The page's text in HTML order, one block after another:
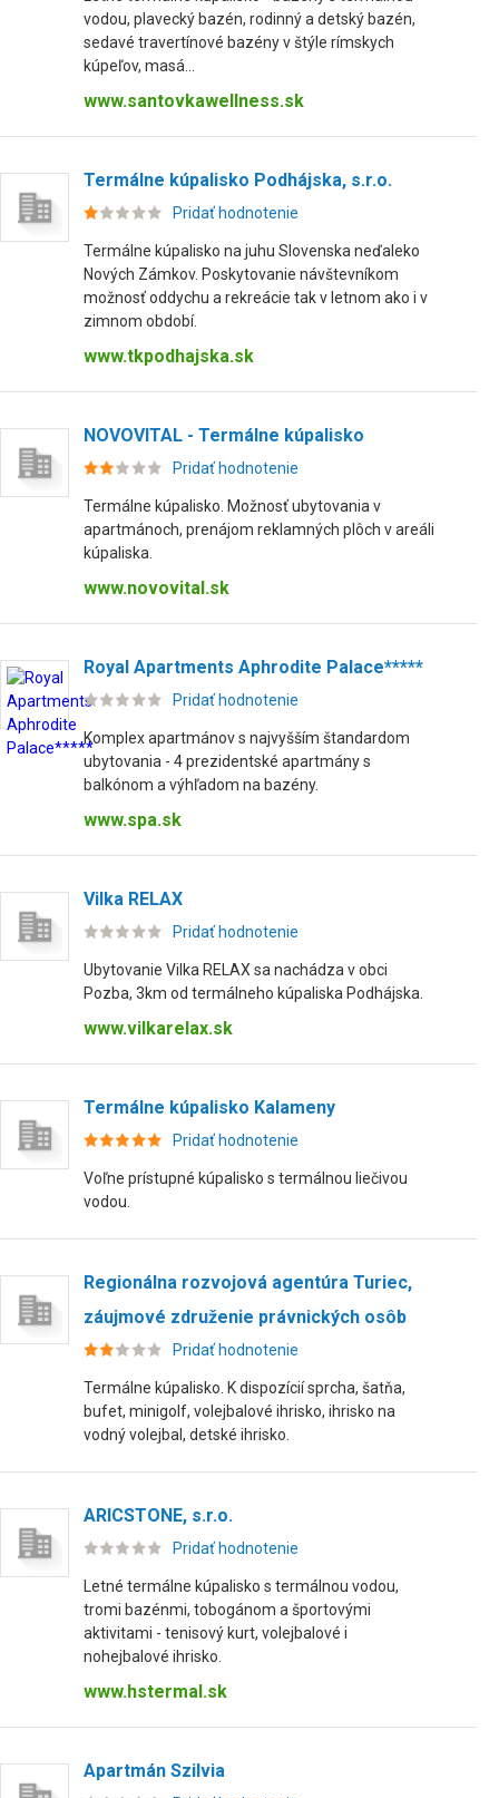
vodou, plavecký bazén, rodinný a detský bazén,
sedavé travertínové bazény v štýle rímskych
kúpeľov, masá...
www.santovkawellness.sk
Termálne kúpalisko Podhájska, s.r.o.
Pridať hodnotenie
Termálne kúpalisko na juhu Slovenska neďaleko
Nových Zámkov. Poskytovanie návštevníkom
možnosť oddychu a rekreácie tak v letnom ako i v
zimnom období.
www.tkpodhajska.sk
NOVOVITAL - Termálne kúpalisko
Pridať hodnotenie
Termálne kúpalisko. Možnosť ubytovania v
apartmánoch, prenájom reklamných plôch v areáli
kúpaliska.
www.novovital.sk
Royal Apartments Aphrodite Palace*****
Pridať hodnotenie
Komplex apartmánov s najvyšším štandardom
ubytovania - 4 prezidentské apartmány s
balkónom a výhľadom na bazény.
www.spa.sk
Vilka RELAX
Pridať hodnotenie
Ubytovanie Vilka RELAX sa nachádza v obci
Pozba, 3km od termálneho kúpaliska Podhájska.
www.vilkarelax.sk
Termálne kúpalisko Kalameny
Pridať hodnotenie
Voľne prístupné kúpalisko s termálnou liečivou
vodou.
Regionálna rozvojová agentúra Turiec,
záujmové združenie právnických osôb
Pridať hodnotenie
Termálne kúpalisko. K dispozícií sprcha, šatňa,
bufet, minigolf, volejbalové ihrisko, ihrisko na
vodný volejbal, detské ihrisko.
ARICSTONE, s.r.o.
Pridať hodnotenie
Letné termálne kúpalisko s termálnou vodou,
tromi bazénmi, tobogánom a športovými
aktivitami - tenisový kurt, volejbalové i
nohejbalové ihrisko.
www.hstermal.sk
Apartmán Szilvia